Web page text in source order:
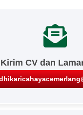
Kirim CV dan